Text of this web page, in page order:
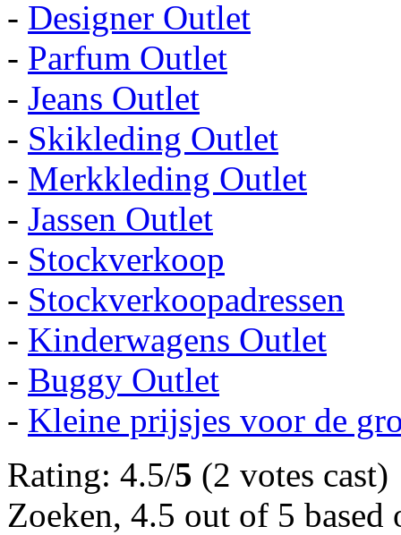
- Designer Outlet
- Parfum Outlet
- Jeans Outlet
- Skikleding Outlet
- Merkkleding Outlet
- Jassen Outlet
- Stockverkoop
- Stockverkoopadressen
- Kinderwagens Outlet
- Buggy Outlet
- Kleine prijsjes voor de
Rating: 4.5/5 (2 votes cast)
Zoeken, 4.5 out of 5 based